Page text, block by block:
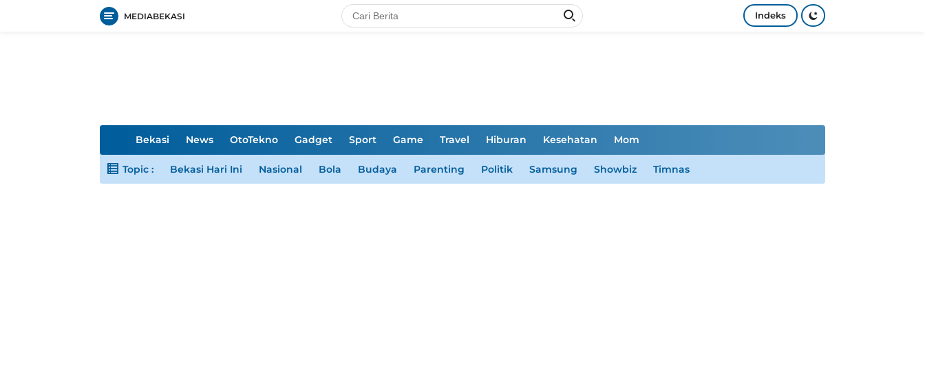
MEDIABEKASI Indeks
m
Bekasi News OtoTekno Gadget Sport Game Travel Hiburan Kesehatan Mom
Topic : Bekasi Hari Ini Nasional Bola Budaya Parenting Politik Samsung Showbiz Timnas